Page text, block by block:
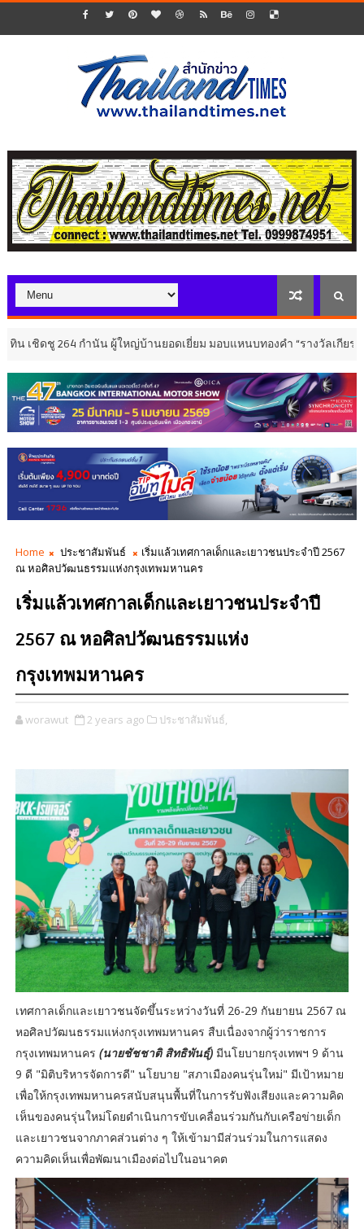
กำนัน ผู้ใหญ่บ้านยอดเยี่ยม มอบแหนบทองคำ “รางวัลเกียรติยศแห่งการเ
Home ประชาสัมพันธ์
เริ่มแล้วเทศกาลเด็กและเยาวชนประจำปี 2567
ณ หอศิลปวัฒนธรรมแห่งกรุงเทพมหานคร
เริ่มแล้วเทศกาลเด็กและเยาวชนประจำปี
2567 ณ หอศิลปวัฒนธรรมแห่ง
กรุงเทพมหานคร
worawut 2 years ago ประชาสัมพันธ์,
เทศกาลเด็กและเยาวชนจัดขึ้นระหว่างวันที่ 26-29 กันยายน 2567 ณ
หอศิลปวัฒนธรรมแห่งกรุงเทพมหานคร สืบเนื่องจากผู้ว่าราชการ
กรุงเทพมหานคร (นายชัชชาติ สิทธิพันธุ์)มีนโยบายกรุงเทพฯ 9 ด้าน
9 ดี "มิติบริหารจัดการดี" นโยบาย "สภาเมืองคนรุ่นใหม่" มีเป้าหมาย
เพื่อให้กรุงเทพมหานครสนับสนุนพื้นที่ในการรับฟังเสียงและความคิด
เห็นของคนรุ่นใหม่โดยดำเนินการขับเคลื่อนร่วมกันกับเครือข่ายเด็ก
และเยาวชนจากภาคส่วนต่าง ๆ ให้เข้ามามีส่วนร่วมในการแสดง
ความคิดเห็นเพื่อพัฒนาเมืองต่อไปในอนาคต